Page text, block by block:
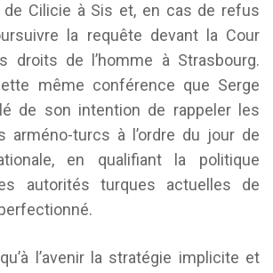
Cilicie à Sis et, en cas de refus
la requête devant la Cour
droits de l’homme à Strasbourg.
même conférence que Serge
de son intention de rappeler les
arméno-turcs à l’ordre du jour de
en qualifiant la politique
autorités turques actuelles de
l’avenir la stratégie implicite et